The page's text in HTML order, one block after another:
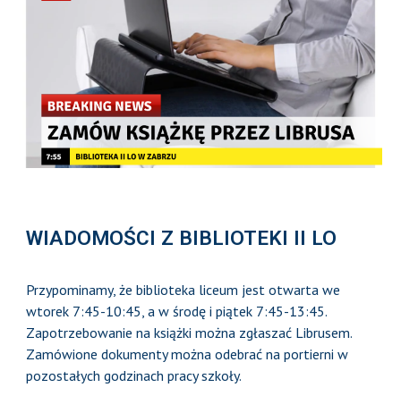
WIADOMOŚCI Z BIBLIOTEKI II LO
Przypominamy, że biblioteka liceum jest otwarta we
wtorek 7:45-10:45, a w środę i piątek 7:45-13:45.
Zapotrzebowanie na książki można zgłaszać Librusem.
Zamówione dokumenty można odebrać na portierni w
pozostałych godzinach pracy szkoły.